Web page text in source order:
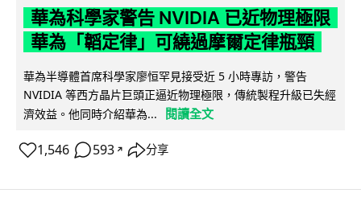
華為科學家警告 NVIDIA 已近物理極限
華為「韜定律」可繞過摩爾定律瓶頸
華為半導體首席科學家廖恒罕見接受近 5 小時專訪，警告
NVIDIA 等西方晶片巨頭正逼近物理極限，傳統製程升級已失經
濟效益。他同時介紹華為...
閱讀全文
1,546 593 ↗ 分享